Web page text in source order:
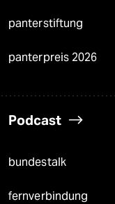
panterstiftung
panterpreis 2026
Podcast
bundestalk
fernverbindung